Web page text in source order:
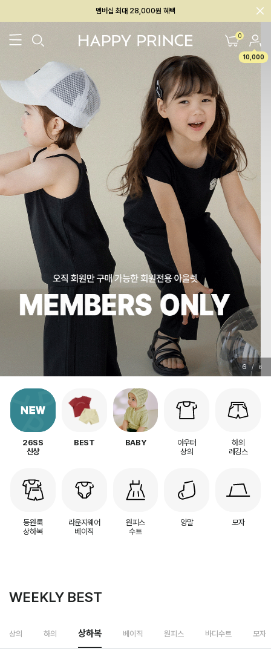
멤버십 최대 28,000원 혜택
0
10,000
26SS 신상 BEST BABY[6~12M] 아우터/상의
6 / 6
26SS
신상
BEST BABY
아우터
상의
하의
레깅스
등원룩
상하복
라운지웨어
베이직
원피스
수트
양말 모자
WEEKLY BEST
상의 하의 상하복 베이직 원피스 바디수트 모자